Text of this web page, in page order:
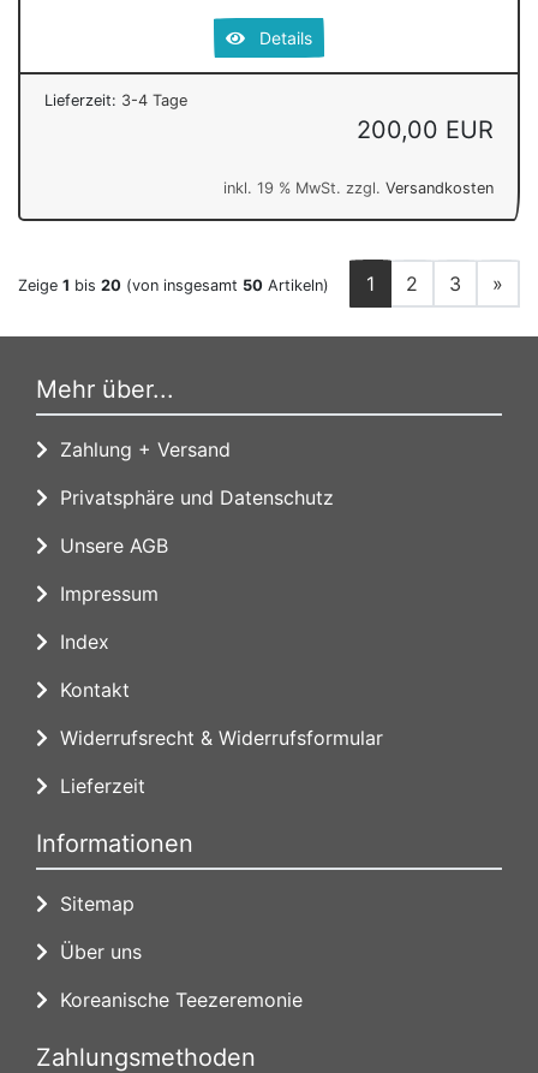
Details
Lieferzeit: 3-4 Tage
200,00 EUR
inkl. 19 % MwSt. zzgl. Versandkosten
Zeige 1 bis 20 (von insgesamt 50 Artikeln) 1 2 3 »
Mehr über...
Zahlung + Versand
Privatsphäre und Datenschutz
Unsere AGB
Impressum
Index
Kontakt
Widerrufsrecht & Widerrufsformular
Lieferzeit
Informationen
Sitemap
Über uns
Koreanische Teezeremonie
Zahlungsmethoden